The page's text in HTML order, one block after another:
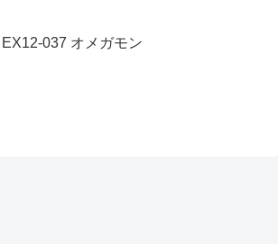
EX12-037 オメガモン